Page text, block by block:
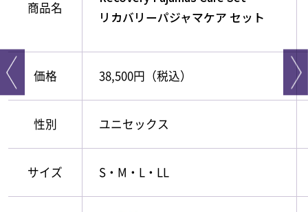
商品名
リカバリーパジャマケア セット
価格 38,500円（税込）
性別 ユニセックス
サイズ S・M・L・LL